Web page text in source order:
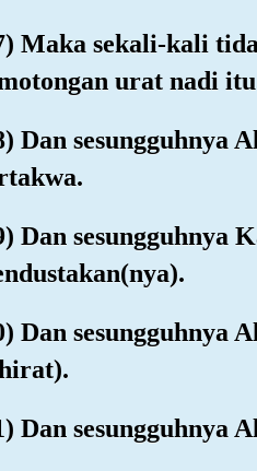
Maka sekali-kali
urat nadi
Dan sesungguhnya
Dan sesungguhnya
Dan sesungguhnya
Dan sesungguhnya